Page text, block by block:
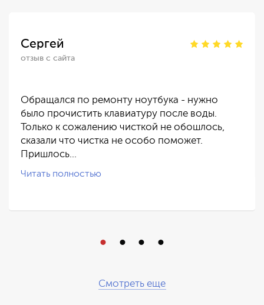
Сергей
отзыв с сайта
Обращался по ремонту ноутбука - нужно
было прочистить клавиатуру после воды.
Только к сожалению чисткой не обошлось,
сказали что чистка не особо поможет.
Пришлось…
Читать полностью
Смотреть еще